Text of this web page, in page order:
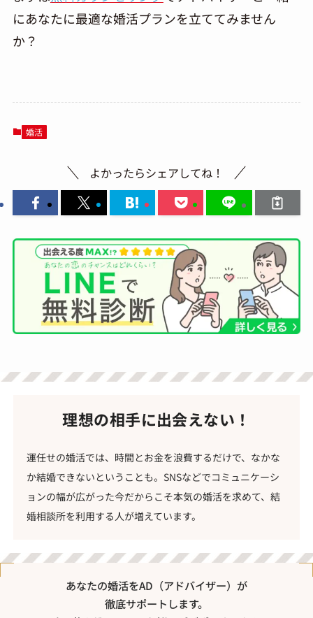
にあなたに最適な婚活プランを立ててみません
か？
婚活
よかったらシェアしてね！
理想の相手に出会えない！
運任せの婚活では、時間とお金を浪費するだけで、なかな
か結婚できないということも。SNSなどでコミュニケーシ
ョンの幅が広がった今だからこそ本気の婚活を求めて、結
婚相談所を利用する人が増えています。
あなたの婚活をAD（アドバイザー）が
徹底サポートします。